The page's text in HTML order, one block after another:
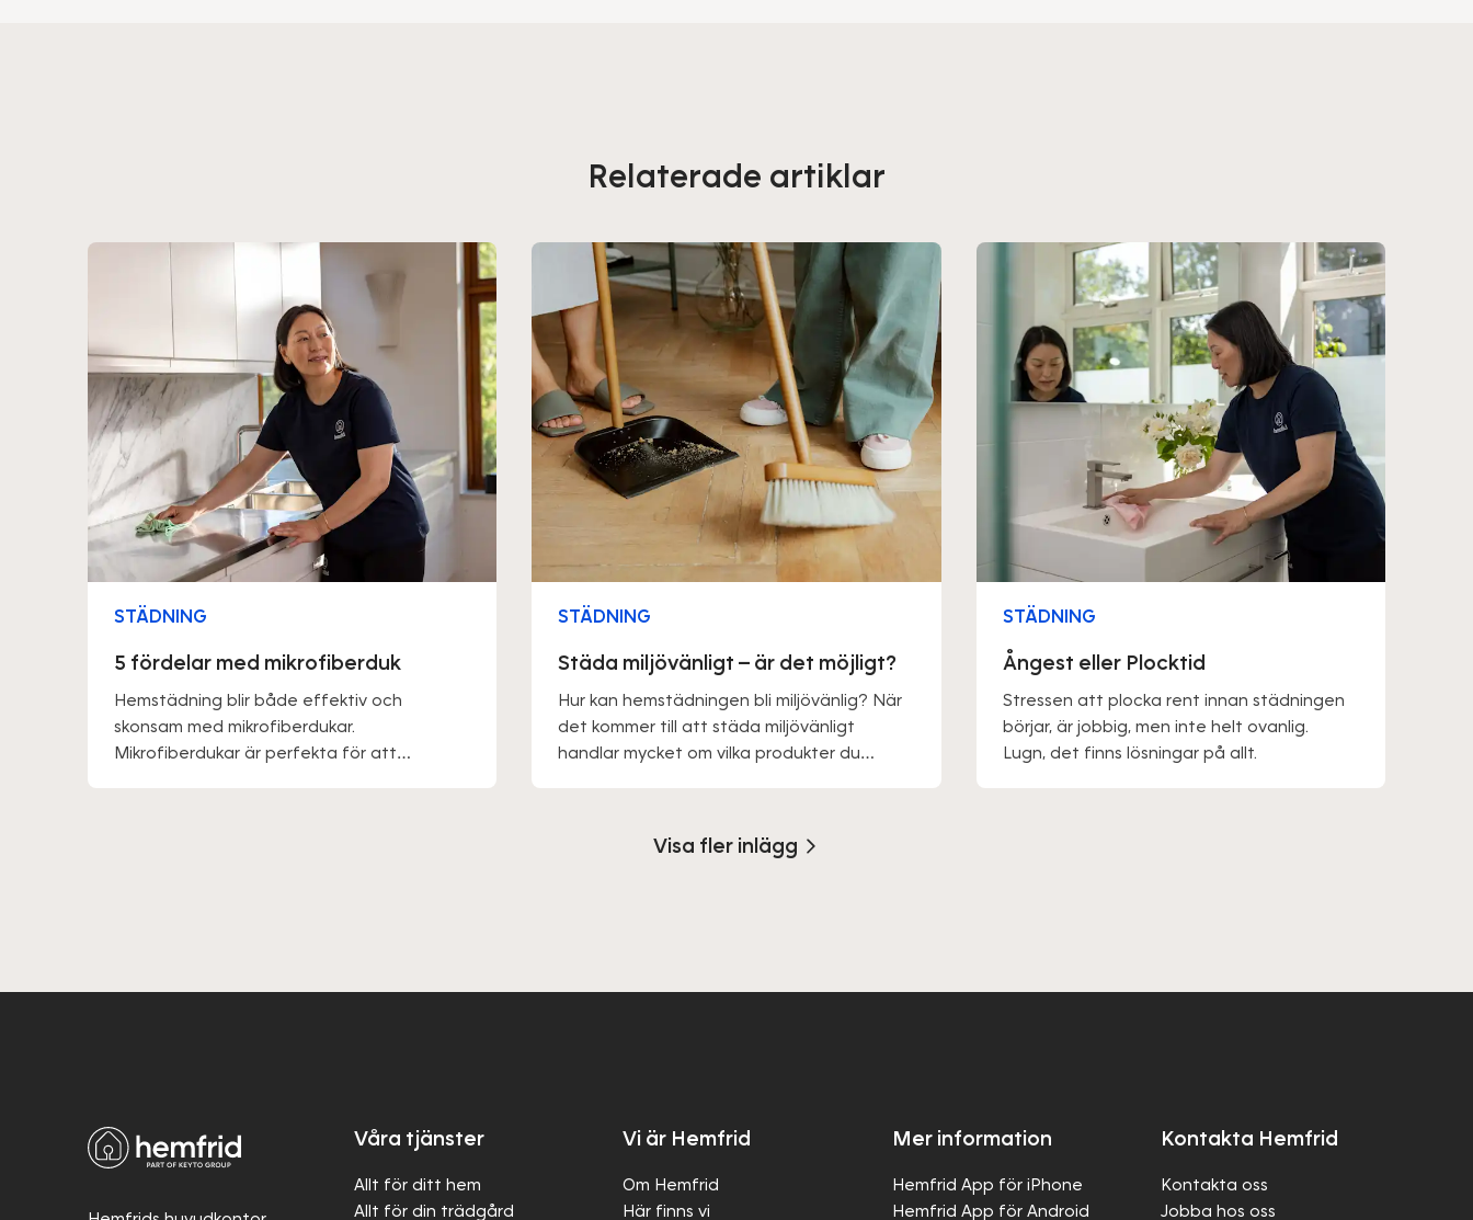
Relaterade artiklar
STÄDNING
5 fördelar med mikrofiberduk
Hemstädning blir både effektiv och
skonsam med mikrofiberdukar.
Mikrofiberdukar är perfekta för att
STÄDNING
Städa miljövänligt – är det möjligt?
Hur kan hemstädningen bli miljövänlig? När
det kommer till att städa miljövänligt
handlar mycket om vilka produkter du
använda en stor mängd rengöringsmedel.
STÄDNING
Ångest eller Plocktid
Stressen att plocka rent innan städningen
börjar, är jobbig, men inte helt ovanlig.
Lugn, det finns lösningar på allt.
Visa fler inlägg
Våra tjänster
Allt för ditt hem
Allt för din trädgård
Vi är Hemfrid
Om Hemfrid
Här finns vi
Mer information
Hemfrid App för iPhone
Hemfrid App för Android
Kontakta Hemfrid
Kontakta oss
Jobba hos oss